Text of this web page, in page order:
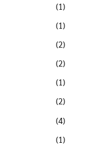
(1)
(1)
(2)
(2)
(1)
(2)
(4)
(1)